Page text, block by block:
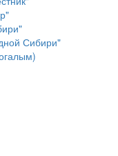
Сибири"